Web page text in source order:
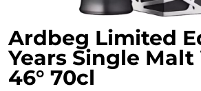
Ardbeg Limited
Years Single
46° 70cl